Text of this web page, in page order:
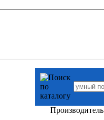
Производитель